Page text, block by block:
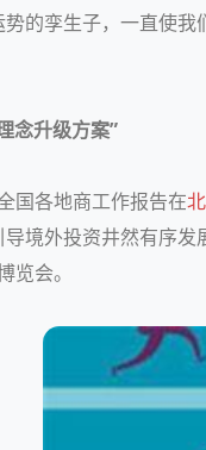
的孪生子，一直使
念升级方案”
国各地商工作报告在
境外投资井然有序
览会。